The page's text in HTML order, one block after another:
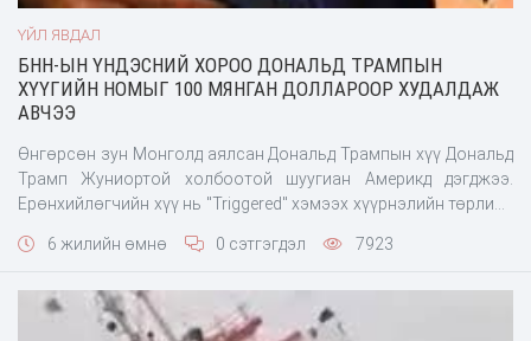
ҮЙЛ ЯВДАЛ
БНН-ЫН ҮНДЭСНИЙ ХОРОО ДОНАЛЬД ТРАМПЫН
ХҮҮГИЙН НОМЫГ 100 МЯНГАН ДОЛЛАРООР ХУДАЛДАЖ
АВЧЭЭ
Өнгөрсөн зун Монголд аялсан Дональд Трампын хүү Дональд
Трамп Жуниортой холбоотой шуугиан Америкд дэгджээ.
Ерөнхийлөгчийн хүү нь "Triggered" хэмээх хүүрнэлийн төрлийн
мэдээлсэнээр ном эхний долоо хоногтоо л 70730 хувь
сэллэрийн жагсаалтыг тэргүүлсэн. Энэ жагсаалтад хоёрт
орсон "Finding Chika” гэдэг ном 30 гаруй мянган хувь
6 жилийн өмнө 0 сэтгэгдэл 7923